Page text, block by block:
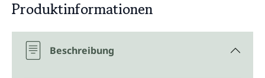
Produktinformationen
Beschreibung